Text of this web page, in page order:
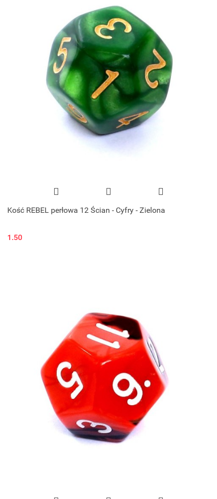
Kość REBEL perłowa 12 Ścian - Cyfry - Zielona
1.50